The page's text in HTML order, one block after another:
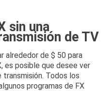
sin una
de TV
alrededor de $ 50 para
es posible que desee ver
transmisión. Todos los
programas de FX